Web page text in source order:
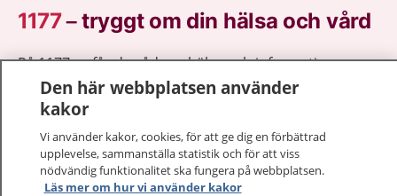
1177–tryggt om din hälsa och vård
På 1177.se får du råd om hälsa och information om
sjukdomar och vilka mottagningar du kan kontakta.
Logga in för att läsa din journal och göra dina
sjukvårdsrådgivning dygnet runt.
1177 ger dig råd när du vill må bättre.
Den här webbplatsen använder
kakor
Vi använder kakor, cookies, för att ge dig en förbättrad
upplevelse, sammanställa statistik och för att viss
nödvändig funktionalitet ska fungera på webbplatsen.
Läs mer om hur vi använder kakor